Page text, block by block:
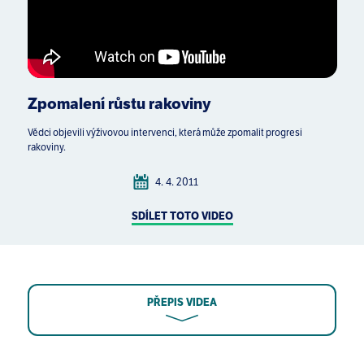
Zpomalení růstu rakoviny
Vědci objevili výživovou intervenci, která může zpomalit progresi
rakoviny.
4. 4. 2011
SDÍLET TOTO VIDEO
PŘEPIS VIDEA